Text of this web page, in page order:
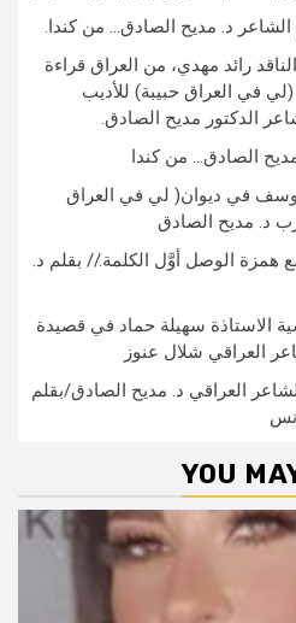
د. مديح الصادق… من كندا.
رائد مهدي، من العراق قراءة
في العراق حبيبة) للأديب
الدكتور مديح الصادق.
الصادق… من كندا
في ديوان( لي في العراق
د. مديح الصادق
همزة الوصل أوَّل الكلمة.// بقلم د.
الاستاذة سهيلة حماد في قصيدة
العراقي شلال عنوز
العراقي د. مديح الصادق/بقلم
YOU